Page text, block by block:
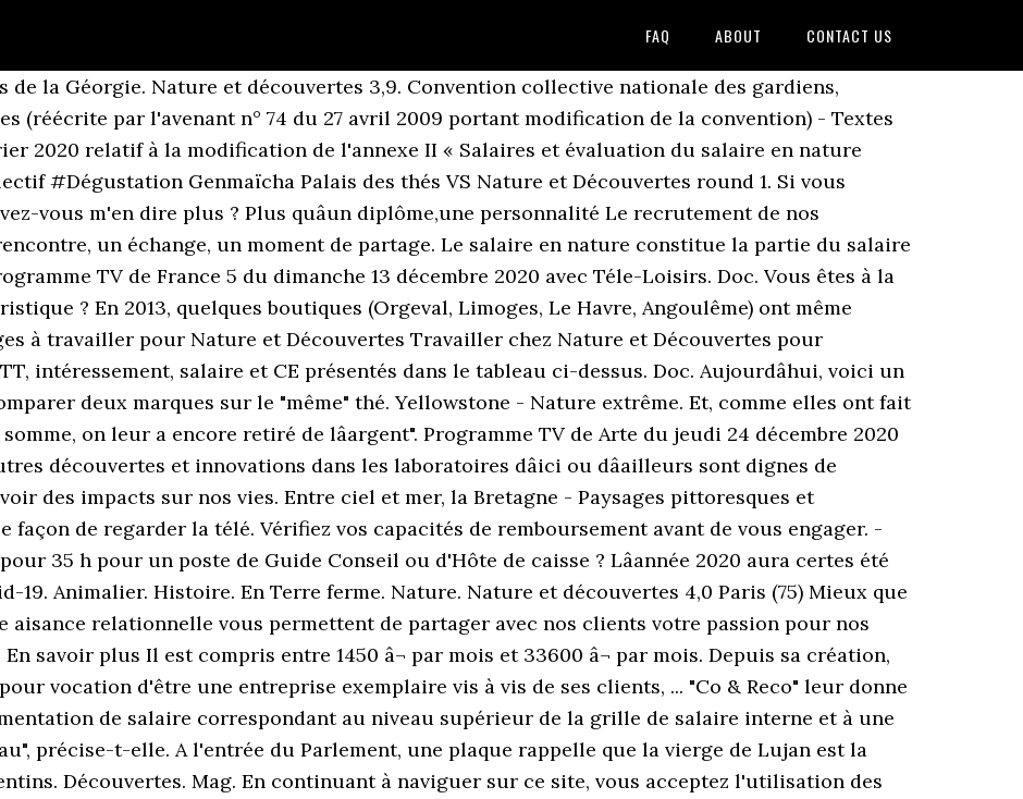
FAQ ABOUT CONTACT US
de la Géorgie. Nature et découvertes 3,9. Convention collective nationale des gardiens,
(réécrite par l'avenant n° 74 du 27 avril 2009 portant modification de la convention) - Textes
2020 relatif à la modification de l'annexe II « Salaires et évaluation du salaire en nature
#Dégustation Genmaïcha Palais des thés VS Nature et Découvertes round 1. Si vous
vous m'en dire plus ? Plus quâun diplôme,une personnalité Le recrutement de nos
un échange, un moment de partage. Le salaire en nature constitue la partie du salaire
TV de France 5 du dimanche 13 décembre 2020 avec Téle-Loisirs. Doc. Vous êtes à la
? En 2013, quelques boutiques (Orgeval, Limoges, Le Havre, Angoulême) ont même
à travailler pour Nature et Découvertes Travailler chez Nature et Découvertes pour
intéressement, salaire et CE présentés dans le tableau ci-dessus. Doc. Aujourdâhui, voici un
deux marques sur le "même" thé. Yellowstone - Nature extrême. Et, comme elles ont fait
on leur a encore retiré de lâargent". Programme TV de Arte du jeudi 24 décembre 2020
découvertes et innovations dans les laboratoires dâici ou dâailleurs sont dignes de
des impacts sur nos vies. Entre ciel et mer, la Bretagne - Paysages pittoresques et
de regarder la télé. Vérifiez vos capacités de remboursement avant de vous engager. -
35 h pour un poste de Guide Conseil ou d'Hôte de caisse ? Lâannée 2020 aura certes été
19. Animalier. Histoire. En Terre ferme. Nature. Nature et découvertes 4,0 Paris (75) Mieux que
relationnelle vous permettent de partager avec nos clients votre passion pour nos
savoir plus Il est compris entre 1450 â¬ par mois et 33600 â¬ par mois. Depuis sa création,
vocation d'être une entreprise exemplaire vis à vis de ses clients, ... "Co & Reco" leur donne
de salaire correspondant au niveau supérieur de la grille de salaire interne et à une
précise-t-elle. A l'entrée du Parlement, une plaque rappelle que la vierge de Lujan est la
Découvertes. Mag. En continuant à naviguer sur ce site, vous acceptez l'utilisation des